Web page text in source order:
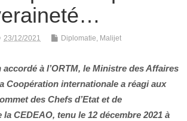
23/12/2021 Diplomatie, Malijet
à l’ORTM, le Ministre des Affaires
Coopération internationale a réagi aux
des Chefs d’Etat et de
CEDEAO, tenu le 12 décembre 2021 à